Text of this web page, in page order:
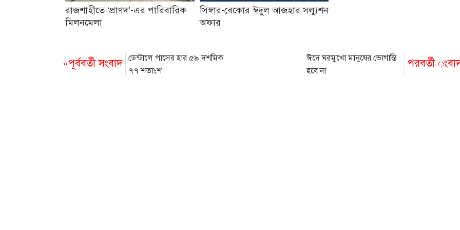
রাজশাহীতে ‘প্রাণদ’-এর পারিবারিক
মিলনমেলা
সিঙ্গার-বেকোর ঈদুল আজহার সল্যুশন
অফার
«পূর্ববর্তী সংবাদ ডেন্টালে পাসের হার ৫৯ দশমিক
৭৭ শতাংশ
পরবর্তী
ঈদে ঘরমুখো মানুষের ভোগান্তি
হবে না